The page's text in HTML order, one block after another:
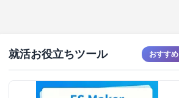
就活お役立ちツール おすすめ